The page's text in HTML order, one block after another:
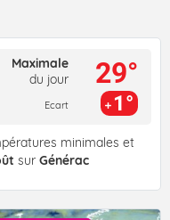
Maximale
du jour
Ecart
29°
1°
minimales et
sur Générac